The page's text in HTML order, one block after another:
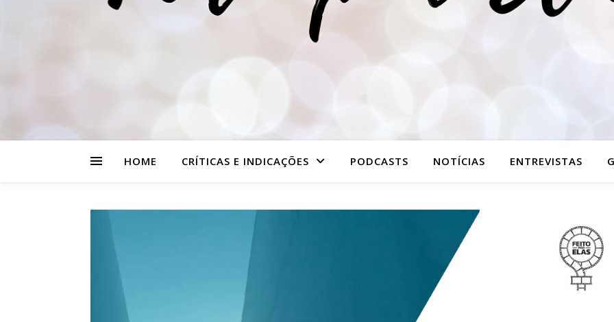
HOME CRÍTICAS E INDICAÇÕES PODCASTS NOTÍCIAS ENTREVISTAS